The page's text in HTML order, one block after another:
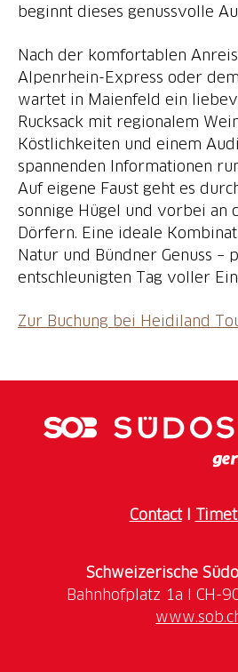
beginnt dieses genussvolle
Nach der komfortablen
Alpenrhein-Express oder
wartet in Maienfeld ein
Rucksack mit regionalem
Köstlichkeiten und einem
spannenden Informationen
Auf eigene Faust geht es
sonnige Hügel und vorbei an
Dörfern. Eine ideale
Natur und Bündner Genuss –
entschleunigten Tag voller
Zur Buchung bei Heidiland
ContactI
Schweizerische